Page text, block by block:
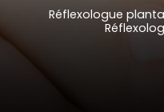
Réflexologue